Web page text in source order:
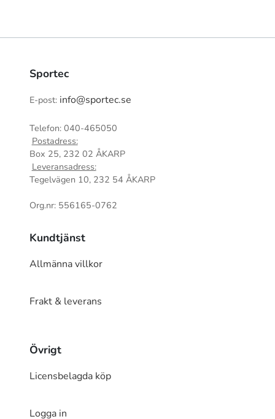
Sportec
E-post: info@sportec.se
Telefon: 040-465050
Postadress:
Box 25, 232 02 ÅKARP
Leveransadress:
Tegelvägen 10, 232 54 ÅKARP
Org.nr: 556165-0762
Kundtjänst
Allmänna villkor
Frakt & leverans
Övrigt
Licensbelagda köp
Logga in